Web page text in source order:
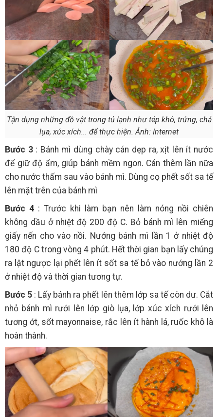
Tận dụng những đồ vật trong tủ lạnh như tép khô, trứng, chả
lụa, xúc xích... để thực hiện. Ảnh: Internet
Bước 3: Bánh mì dùng chày cán dẹp ra, xịt lên ít nước
để giữ độ ẩm, giúp bánh mềm ngon. Cán thêm lần nữa
cho nước thấm sau vào bánh mì. Dùng cọ phết sốt sa tế
lên mặt trên của bánh mì
Bước 4 : Trước khi làm bạn nên làm nóng nồi chiên
không dầu ở nhiệt độ 200 độ C. Bỏ bánh mì lên miếng
giấy nến cho vào nồi. Nướng bánh mì lần 1 ở nhiệt độ
180 độ C trong vòng 4 phút. Hết thời gian bạn lấy chúng
ra lật ngược lại phết lên ít sốt sa tế bỏ vào nướng lần 2
ở nhiệt độ và thời gian tương tự.
Bước 5 : Lấy bánh ra phết lên thêm lớp sa tế còn dư. Cắt
nhỏ bánh mì rưới lên lớp giò lụa, lớp xúc xích rưới lên
tương ớt, sốt mayonnaise, rắc lên ít hành lá, ruốc khô là
hoàn thành.